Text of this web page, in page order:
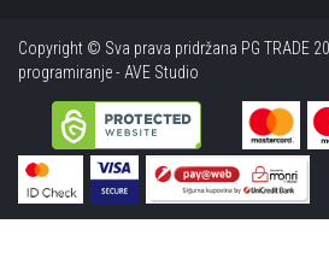
Copyright © Sva prava pridržana PG TRADE
programiranje - AVE Studio